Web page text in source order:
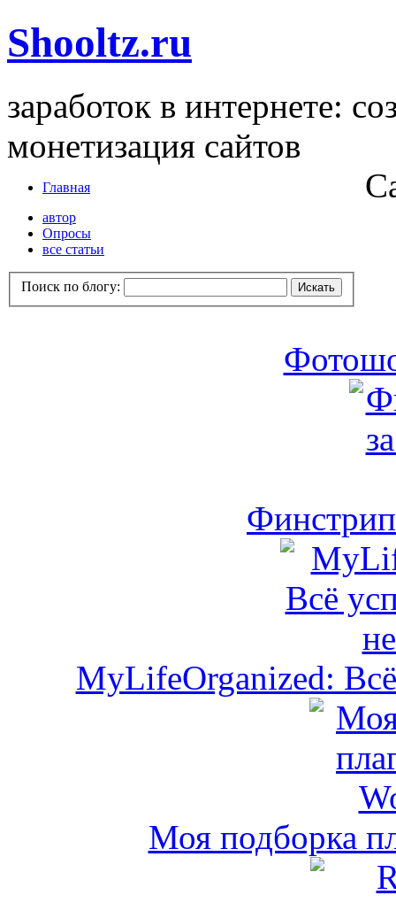
Shooltz.ru
заработок в интернете:
монетизация сайтов
Главная
автор
Опросы
все статьи
Поиск по блогу:
MyLifeOrganized:
Моя подборка